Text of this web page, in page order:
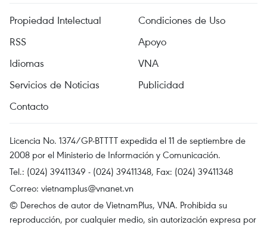
Propiedad Intelectual
Condiciones de Uso
RSS
Apoyo
Idiomas
VNA
Servicios de Noticias
Publicidad
Contacto
Licencia No. 1374/GP-BTTTT expedida el 11 de septiembre de
2008 por el Ministerio de Información y Comunicación.
Tel.: (024) 39411349 - (024) 39411348, Fax: (024) 39411348
Correo: vietnamplus@vnanet.vn
© Derechos de autor de VietnamPlus, VNA. Prohibida su
reproducción, por cualquier medio, sin autorización expresa por